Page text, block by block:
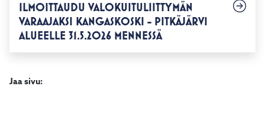
ILMOITTAUDU VALOKUITULIITTYMÄN
VARAAJAKSI KANGASKOSKI - PITKÄJÄRVI
ALUEELLE 31.5.2026 MENNESSÄ
Jaa sivu: